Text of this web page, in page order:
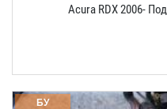
Acura RDX 2006-
БУ